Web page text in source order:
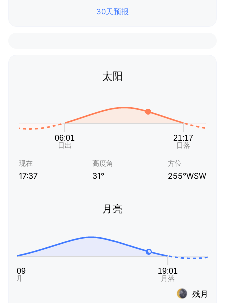
30天预报
太阳
现在
17:37
高度角
31°
方位
255°WSW
月亮
残月